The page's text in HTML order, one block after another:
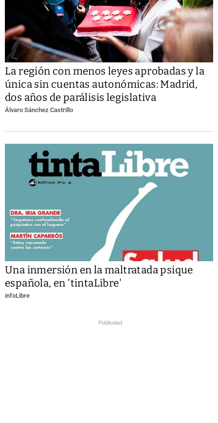
La región con menos leyes aprobadas y la
única sin cuentas autonómicas: Madrid,
dos años de parálisis legislativa
Álvaro Sánchez Castrillo
Una inmersión en la maltratada psique
española, en 'tintaLibre'
infoLibre
Publicidad